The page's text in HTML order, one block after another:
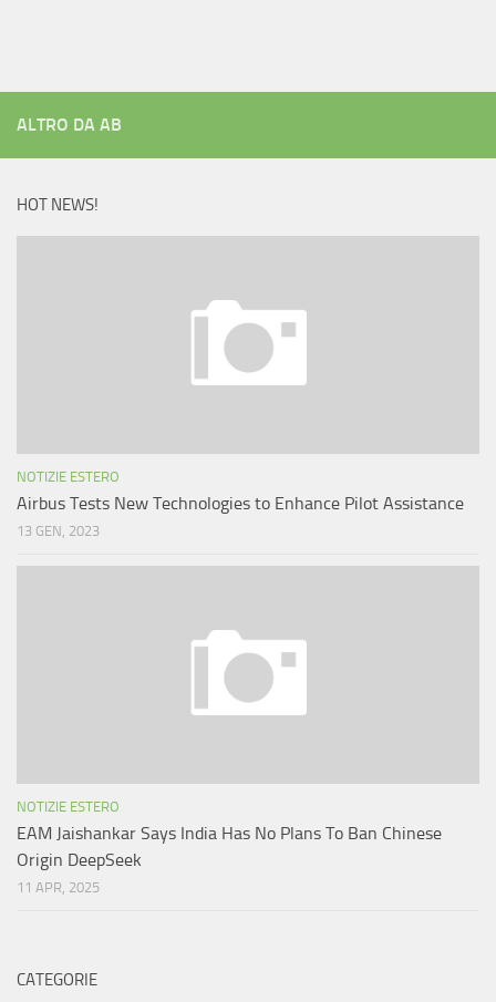
ALTRO DA AB
HOT NEWS!
NOTIZIE ESTERO
Airbus Tests New Technologies to Enhance Pilot Assistance
13 GEN, 2023
NOTIZIE ESTERO
EAM Jaishankar Says India Has No Plans To Ban Chinese
Origin DeepSeek
11 APR, 2025
CATEGORIE